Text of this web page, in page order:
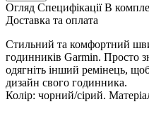
Огляд Специфікації В
Доставка та оплата
Стильний та комфортний
годинників Garmin. Просто
одягніть інший ремінець,
дизайн свого годинника.
Колір: чорний/сірий.